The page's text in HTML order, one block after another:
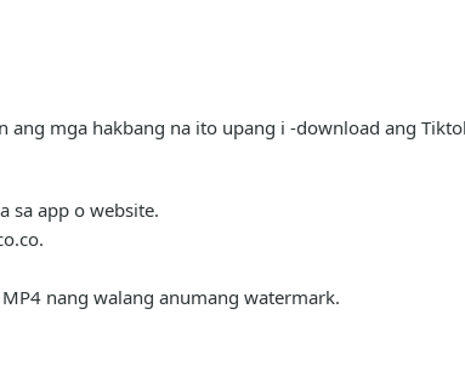
mga hakbang na ito upang i -download ang
sa app o website.
nang walang anumang watermark.